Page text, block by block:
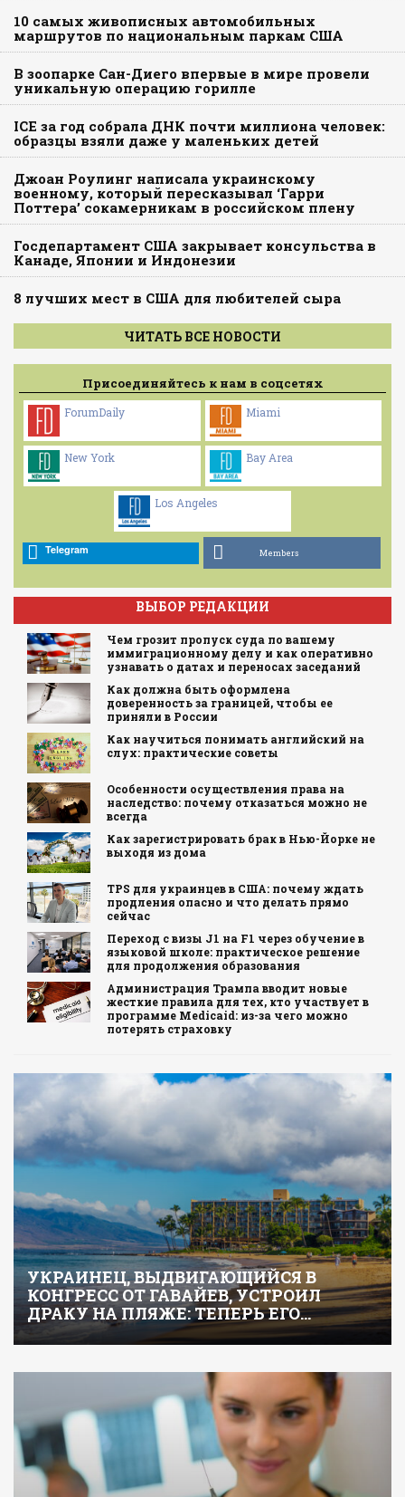
10 самых живописных автомобильных
маршрутов по национальным паркам США
В зоопарке Сан-Диего впервые в мире провели
уникальную операцию горилле
ICE за год собрала ДНК почти миллиона человек:
образцы взяли даже у маленьких детей
Джоан Роулинг написала украинскому
военному, который пересказывал ‘Гарри
Поттера’ сокамерникам в российском плену
Госдепартамент США закрывает консульства в
Канаде, Японии и Индонезии
8 лучших мест в США для любителей сыра
ЧИТАТЬ ВСЕ НОВОСТИ
Присоединяйтесь к нам в соцсетях
ForumDaily Miami
New York Bay Area
Los Angeles
Telegram Members
ВЫБОР РЕДАКЦИИ
Чем грозит пропуск суда по вашему
иммиграционному делу и как оперативно
узнавать о датах и переносах заседаний
Как должна быть оформлена
доверенность за границей, чтобы ее
приняли в России
Как научиться понимать английский на
слух: практические советы
Особенности осуществления права на
наследство: почему отказаться можно не
всегда
Как зарегистрировать брак в Нью-Йорке не
выходя из дома
TPS для украинцев в США: почему ждать
продления опасно и что делать прямо
сейчас
Переход с визы J1 на F1 через обучение в
языковой школе: практическое решение
для продолжения образования
Администрация Трампа вводит новые
жесткие правила для тех, кто участвует в
программе Medicaid: из-за чего можно
потерять страховку
УКРАИНЕЦ, ВЫДВИГАЮЩИЙСЯ В
КОНГРЕСС ОТ ГАВАЙЕВ, УСТРОИЛ
ДРАКУ НА ПЛЯЖЕ: ТЕПЕРЬ ЕГО…